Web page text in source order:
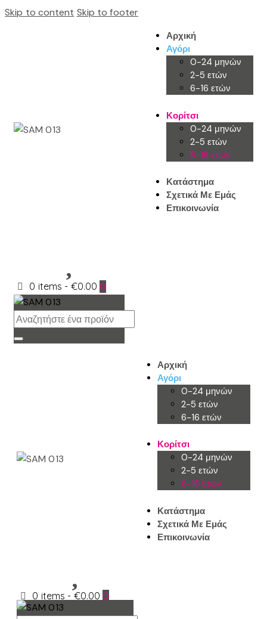
Skip to content Skip to footer
Αρχική
Αγόρι
0-24 μηνών
2-5 ετών
6-16 ετών
Κορίτσι
0-24 μηνών
2-5 ετών
6-16 ετών
Κατάστημα
Σχετικά Με Εμάς
Επικοινωνία
0 items - €0.00 0
Αρχική
Αγόρι
0-24 μηνών
2-5 ετών
6-16 ετών
Κορίτσι
0-24 μηνών
2-5 ετών
6-16 ετών
Κατάστημα
Σχετικά Με Εμάς
Επικοινωνία
0 items - €0.00 0